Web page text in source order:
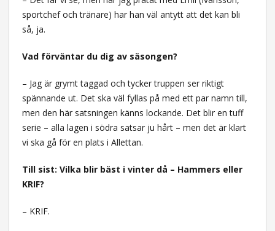
sportchef och tränare) har han väl antytt att det kan bli
så, ja.
Vad förväntar du dig av säsongen?
– Jag är grymt taggad och tycker truppen ser riktigt
spännande ut. Det ska väl fyllas på med ett par namn till,
men den här satsningen känns lockande. Det blir en tuff
serie – alla lagen i södra satsar ju hårt – men det är klart
vi ska gå för en plats i Allettan.
Till sist: Vilka blir bäst i vinter då – Hammers eller
KRIF?
– KRIF.